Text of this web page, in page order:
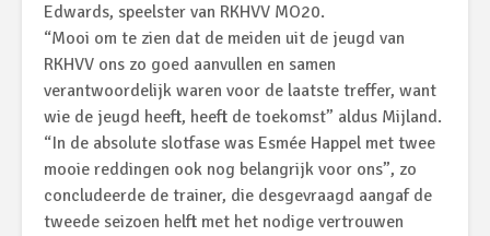
Edwards, speelster van RKHVV MO20.
“Mooi om te zien dat de meiden uit de jeugd van
RKHVV ons zo goed aanvullen en samen
verantwoordelijk waren voor de laatste treffer, want
wie de jeugd heeft, heeft de toekomst” aldus Mijland.
“In de absolute slotfase was Esmée Happel met twee
mooie reddingen ook nog belangrijk voor ons”, zo
concludeerde de trainer, die desgevraagd aangaf de
tweede seizoen helft met het nodige vertrouwen